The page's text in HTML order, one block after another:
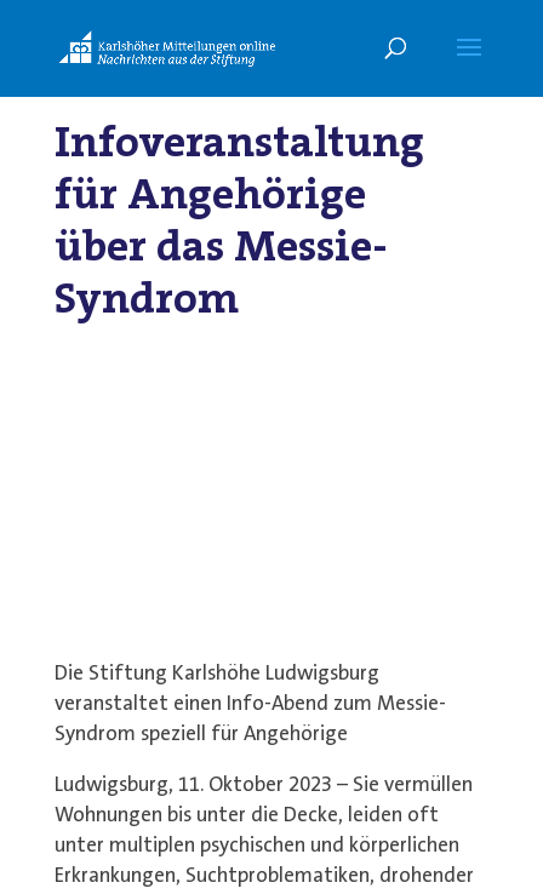
Infoveranstaltung
für Angehörige
über das Messie-
Syndrom
Die Stiftung Karlshöhe Ludwigsburg
veranstaltet einen Info-Abend zum Messie-
Syndrom speziell für Angehörige
Ludwigsburg, 11. Oktober 2023 – Sie vermüllen
Wohnungen bis unter die Decke, leiden oft
unter multiplen psychischen und körperlichen
Erkrankungen, Suchtproblematiken, drohender